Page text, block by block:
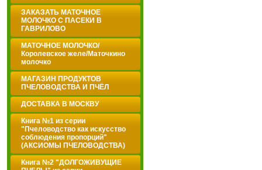
ЗАКАЗАТЬ МАТОЧНОЕ
МОЛОЧКО С ПАСЕКИ В
ГАВРИЛОВО
МАТОЧНОЕ МОЛОЧКО/
Королевское желе/Маточкино
молочко
МАГАЗИН ПРОДУКТОВ
ПЧЕЛОВОДСТВА И ПЧЁЛ
ДОСТАВКА В МОСКВУ
Книга №1 из серии
"Пчеловодство как искусство
соблюдения пропорций"
(АКСИОМЫ ПЧЕЛОВОДСТВА)
Книга №2 "ДОЛГОЖИВУЩИЕ